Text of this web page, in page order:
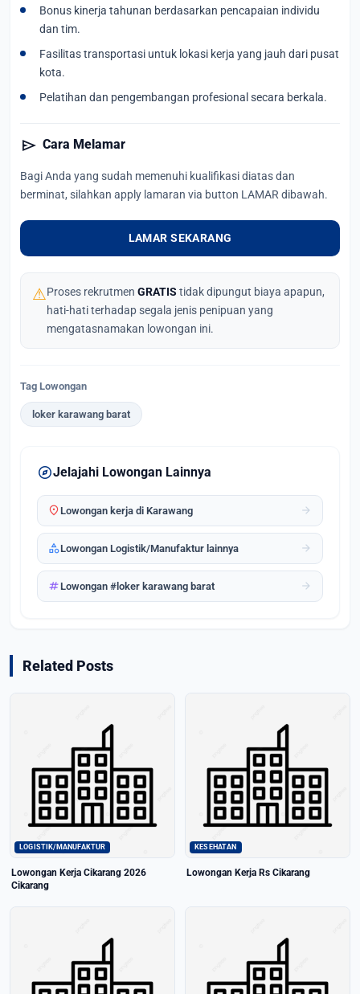
Bonus kinerja tahunan berdasarkan pencapaian individu
dan tim.
Fasilitas transportasi untuk lokasi kerja yang jauh dari pusat
kota.
Pelatihan dan pengembangan profesional secara berkala.
send Cara Melamar
Bagi Anda yang sudah memenuhi kualifikasi diatas dan
berminat, silahkan apply lamaran via button LAMAR dibawah.
LAMAR SEKARANG
⚠Proses rekrutmen GRATIS tidak dipungut biaya apapun,
hati-hati terhadap segala jenis penipuan yang
mengatasnamakan lowongan ini.
Tag Lowongan
loker karawang barat
exploreJelajahi Lowongan Lainnya
location_onLowongan kerja di Karawang arrow_forward
categoryLowongan Logistik/Manufaktur lainnya arrow_forward
tagLowongan #loker karawang barat arrow_forward
Related Posts
LOGISTIK/MANUFAKTUR
Lowongan Kerja Cikarang 2026
Cikarang
KESEHATAN
Lowongan Kerja Rs Cikarang